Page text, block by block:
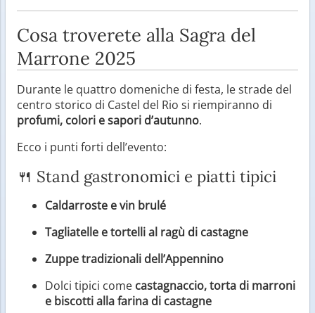
Cosa troverete alla Sagra del
Marrone 2025
Durante le quattro domeniche di festa, le strade del
centro storico di Castel del Rio si riempiranno di
profumi, colori e sapori d’autunno.
Ecco i punti forti dell’evento:
🍴 Stand gastronomici e piatti tipici
Caldarroste e vin brulé
Tagliatelle e tortelli al ragù di castagne
Zuppe tradizionali dell’Appennino
Dolci tipici come castagnaccio, torta di marroni
e biscotti alla farina di castagne